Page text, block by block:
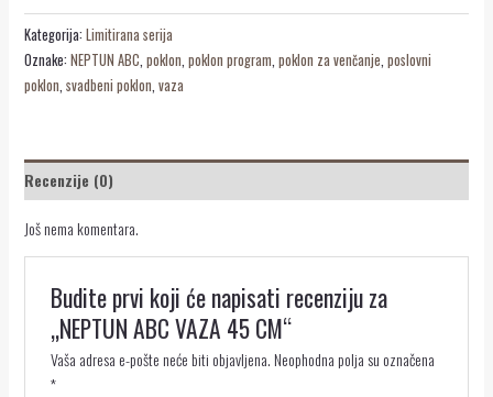
Kategorija: Limitirana serija
Oznake: NEPTUN ABC poklon poklon program poklon za venčanje poslovni
poklon svadbeni poklon vaza
Recenzije (0)
Još nema komentara.
Budite prvi koji će napisati recenziju za
„NEPTUN ABC VAZA 45 CM“
Vaša adresa e-pošte neće biti objavljena. Neophodna polja su označena
*